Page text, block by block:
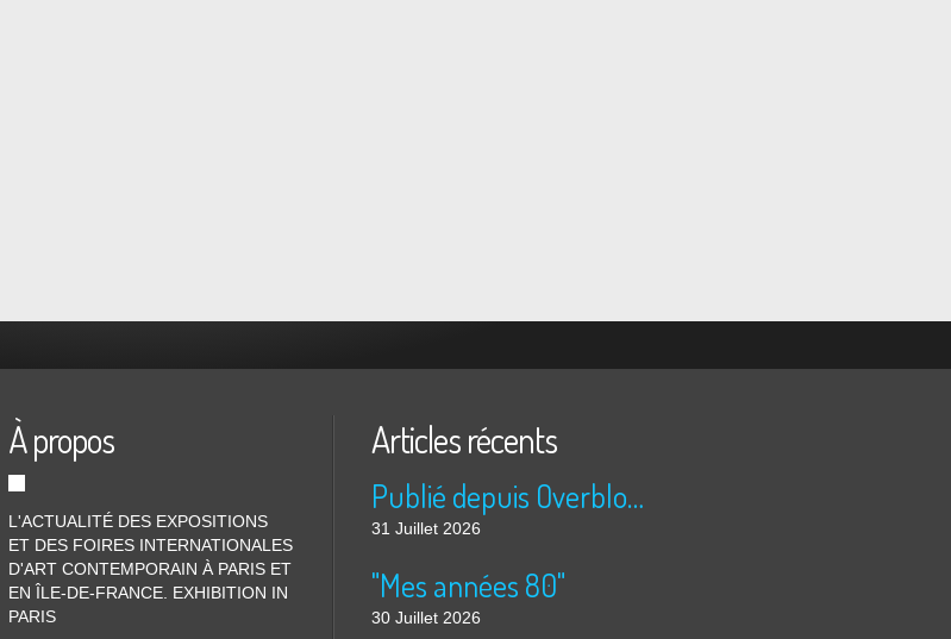
À propos
L'ACTUALITÉ DES EXPOSITIONS
ET DES FOIRES INTERNATIONALES
D'ART CONTEMPORAIN À PARIS ET
EN ÎLE-DE-FRANCE. EXHIBITION IN
PARIS
Articles récents
Publié depuis Overblog et Facebook
31 Juillet 2026
"Mes années 80"
30 Juillet 2026